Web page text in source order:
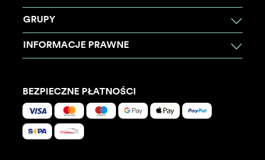
GRUPY
INFORMACJE PRAWNE
BEZPIECZNE PŁATNOŚCI